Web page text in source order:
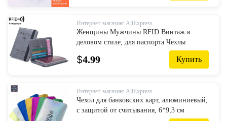
Интернет-магазин: AliExpress
Женщины Мужчины RFID Винтаж в
деловом стиле, для паспорта Чехлы
держатель мульти-Функция ID,
банковских карт, чехол-портмоне из
$4.99 Купить
Интернет-магазин: AliExpress
Чехол для банковских карт, алюминиевый,
с защитой от считывания, 6*9,3 см